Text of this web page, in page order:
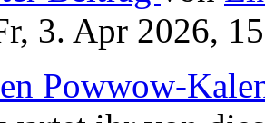
3. Apr 2026,
Powwow-